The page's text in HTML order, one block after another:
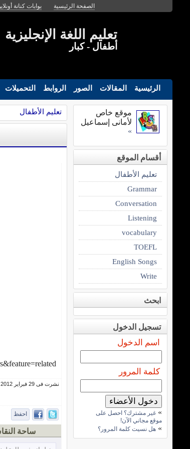
الصفحة الرئيسية بوابات كنانة
تعليم اللغة الإنجليزية
أطفال - كبار
الرئيسية المقالات الصور الروابط التحميلات
تعليم الأطفال
نشرت فى 29 فبراير 2012 بواسطة
احفظ
ساحة
موقع خاص
لأمانى إسماعيل
»
أقسام الموقع
تعليم الأطفال
Grammar
Conversation
Listening
vocabulary
TOEFL
English Songs
Write
ابحث
تسجيل الدخول
اسم الدخول
كلمة المرور
» غير مشترك؟ احصل على
موقع مجاني الآن!
» هل نسيت كلمة المرور؟